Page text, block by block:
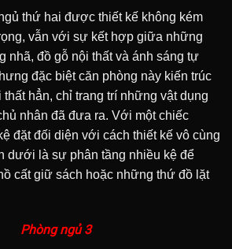
thứ hai được thiết kế không kém
vẫn với sự kết hợp giữa những
nhã, đồ gỗ nội thất và ánh sáng tự
đặc biệt căn phòng này kiến trúc
hẳn, chỉ trang trí những vật dụng
nhân đã đưa ra. Với một chiếc
đặt đối diện với cách thiết kế vô cùng
dưới là sự phân tầng nhiều kệ để
cất giữ sách hoặc những thứ đồ lặt
Phòng ngủ 3